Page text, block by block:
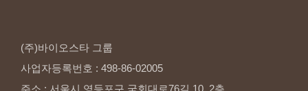
(주)바이오스타 그룹
사업자등록번호 : 498-86-02005
주소 : 서울시 영등포구 국회대로76길 10, 2층